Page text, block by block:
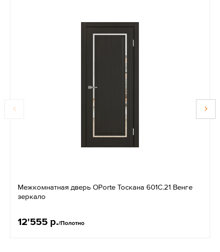
Межкомнатная дверь OPorte Тоскана 601С.21 Венге
зеркало
12'555 р./Полотно